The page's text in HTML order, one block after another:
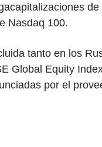
Nasdaq 100.
tanto en los
Global Equity
por el